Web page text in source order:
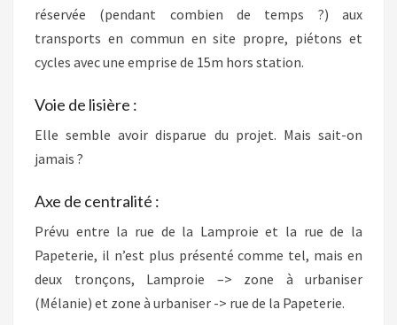
réservée (pendant combien de temps ?) aux
transports en commun en site propre, piétons et
cycles avec une emprise de 15m hors station.
Voie de lisière :
Elle semble avoir disparue du projet. Mais sait-on
jamais ?
Axe de centralité :
Prévu entre la rue de la Lamproie et la rue de la
Papeterie, il n’est plus présenté comme tel, mais en
deux tronçons, Lamproie –> zone à urbaniser
(Mélanie) et zone à urbaniser -> rue de la Papeterie.